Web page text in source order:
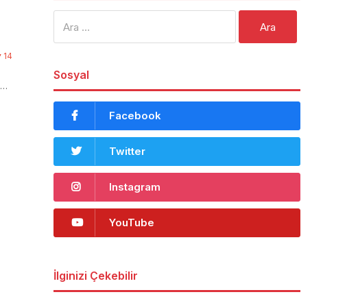
14
Sosyal
Facebook
Twitter
Instagram
YouTube
İlginizi Çekebilir